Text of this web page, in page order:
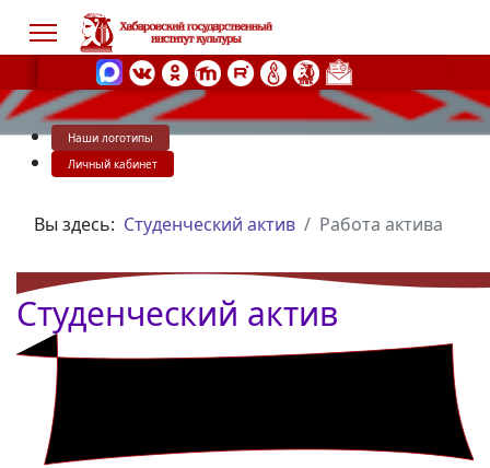
Наши логотипы
Личный кабинет
Вы здесь: Студенческий актив Работа актива
Студенческий актив